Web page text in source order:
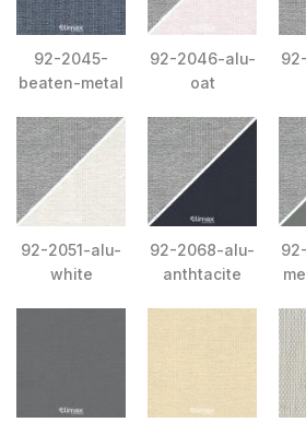
92-2045-
beaten-metal
92-2046-alu-
oat
92-2051-alu-
white
92-2068-alu-
anthtacite